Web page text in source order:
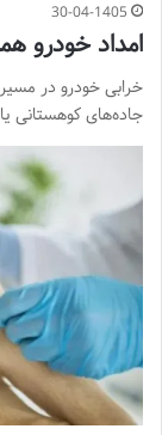
30-04-1405
امداد خودرو
خرابی خودرو در مسیر
جاده‌های کوهستانی